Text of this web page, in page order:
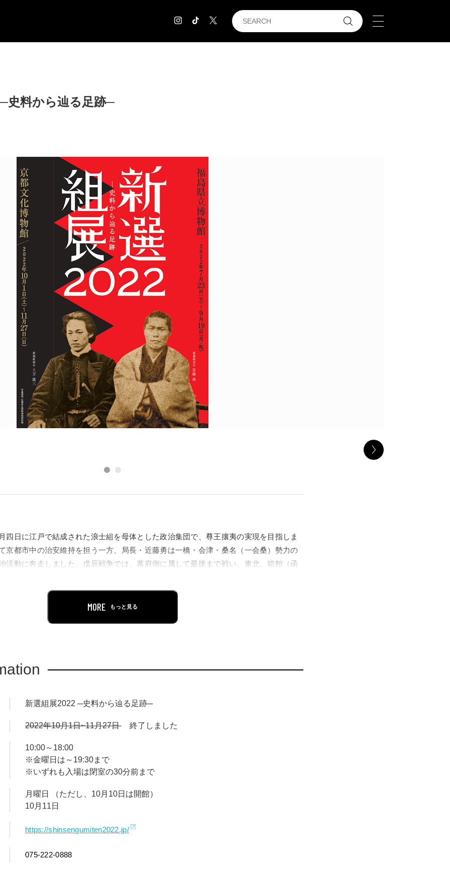
EXHIBITION
CONTACT お問合せ
POLICY COMPANY
史料から辿る足跡─
四日に江戸で結成された浪士組を母体とした政治集団で、尊王攘夷の実現を目指しま
京都市中の治安維持を担う一方、局長・近藤勇は一橋・会津・桑名（一会桑）勢力の
活動に奔走しました。戊辰戦争では、幕府側に属して最後まで戦い、東北、箱館（函
在として描かれ親しまれてきました。
ます。
MORE もっと見る
新選組展2022 ─史料から辿る足跡─
2022年10月1日~11月27日 終了しました
10:00～18:00
※金曜日は～19:30まで
※いずれも入場は閉室の30分前まで
月曜日 （ただし、10月10日は開館）
10月11日
https://shinsengumiten2022.jp/
075-222-0888